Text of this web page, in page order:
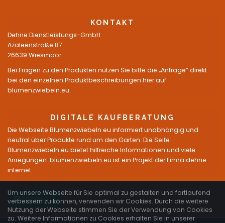
KONTAKT
Dehne Dienstleistungs-GmbH
Azaleenstraße 87
26639 Wiesmoor
Bei Fragen zu den Produkten nutzen Sie bitte die „Anfrage“ direkt
bei den einzelnen Produktbeschreibungen hier auf
blumenzwiebeln.eu.
DIGITALE KAUFBERATUNG
Die Webseite Blumenzwiebeln.eu informiert unabhängig und
neutral über Produkte rund um den Garten. Die Seite
Blumenzwiebeln.eu bietet hilfreiche Informationen und viele
Anregungen. blumenzwiebeln.eu ist ein Projekt der Firma dehne
internet.
Facebook
Um unsere Webseite für Sie optimal zu gestalten und fortlaufend
verbessern zu können, verwenden wir Cookies. Durch die weitere
Nutzung der Webseite stimmen Sie der Verwendung von Cookies
zu. Weitere Informationen zu Cookies erhalten Sie in unserer